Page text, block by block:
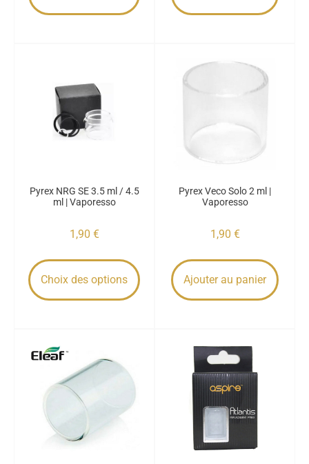
Pyrex NRG SE 3.5 ml / 4.5
ml | Vaporesso
1,90 €
Choix des options
Pyrex Veco Solo 2 ml |
Vaporesso
1,90 €
Ajouter au panier